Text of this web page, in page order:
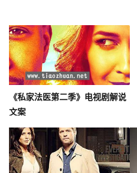
《私家法医第二季》电视剧解说
文案